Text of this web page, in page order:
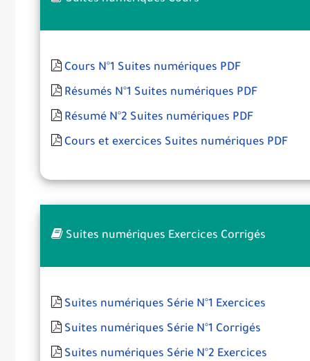
Cours N°1 Suites numériques PDF
Résumés N°1 Suites numériques PDF
Résumé N°2 Suites numériques PDF
Cours et exercices Suites numériques PDF
Suites numériques Exercices Corrigés
Suites numériques Série N°1 Exercices
Suites numériques Série N°1 Corrigés
Suites numériques Série N°2 Exercices